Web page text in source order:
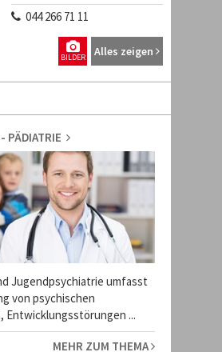
044 266 71 11
Alles zeigen
BILDER
PÄDIATRIE
Jugendpsychiatrie umfasst
von psychischen
Entwicklungsstörungen ...
MEHR ZUM THEMA